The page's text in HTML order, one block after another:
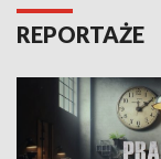
REPORTAŻE